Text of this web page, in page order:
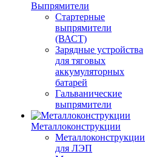
Выпрямители
Стартерные
выпрямители
(ВАСТ)
Зарядные устройства
для тяговых
аккумуляторных
батарей
Гальванические
выпрямители
Металлоконструкции
Металлоконструкции
для ЛЭП